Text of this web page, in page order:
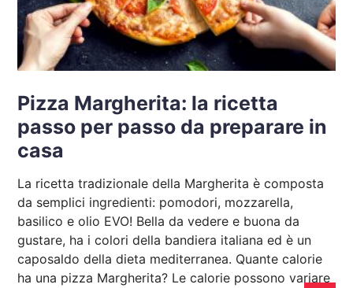
Pizza Margherita: la ricetta
passo per passo da preparare in
casa
La ricetta tradizionale della Margherita è composta
da semplici ingredienti: pomodori, mozzarella,
basilico e olio EVO! Bella da vedere e buona da
gustare, ha i colori della bandiera italiana ed è un
caposaldo della dieta mediterranea. Quante calorie
ha una pizza Margherita? Le calorie possono variare